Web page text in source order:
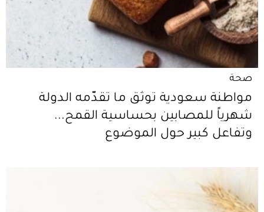
صحة
مواطنة سعودية توثّق ما تقدّمه الدولة
شهرياً للمصابين بحساسية القمح...
وتفاعل كبير حول الموضوع